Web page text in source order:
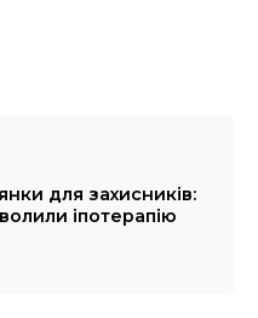
для захисників:
іпотерапію